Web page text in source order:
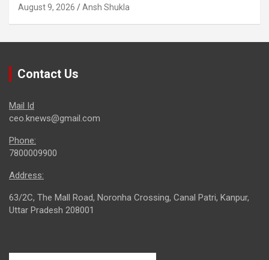
August 9, 2026 Ansh Shukla
Contact Us
Mail Id
ceo.knews@gmail.com
Phone:
7800009900
Address:
63/2C, The Mall Road, Noronha Crossing, Canal Patri, Kanpur,
Uttar Pradesh 208001